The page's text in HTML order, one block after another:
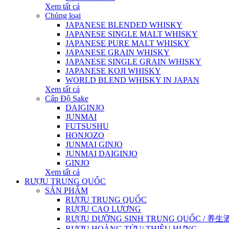
Xem tất cả
Chủng loại
JAPANESE BLENDED WHISKY
JAPANESE SINGLE MALT WHISKY
JAPANESE PURE MALT WHISKY
JAPANESE GRAIN WHISKY
JAPANESE SINGLE GRAIN WHISKY
JAPANESE KOJI WHISKY
WORLD BLEND WHISKY IN JAPAN
Xem tất cả
Cấp Độ Sake
DAIGINJO
JUNMAI
FUTSUSHU
HONJOZO
JUNMAI GINJO
JUNMAI DAIGINJO
GINJO
Xem tất cả
RƯỢU TRUNG QUỐC
SẢN PHẨM
RƯỢU TRUNG QUỐC
RƯỢU CAO LƯƠNG
RƯỢU DƯỠNG SINH TRUNG QUỐC / 养生